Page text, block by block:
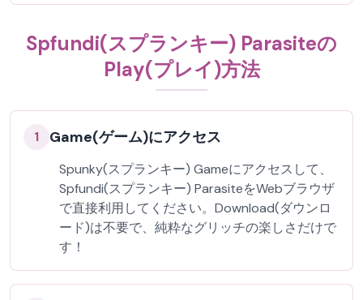
Spfundi(スプランキー) Parasiteの
Play(プレイ)方法
1 Game(ゲーム)にアクセス
Spunky(スプランキー) Gameにアクセスして、
Spfundi(スプランキー) ParasiteをWebブラウザ
で直接利用してください。Download(ダウンロ
ード)は不要で、純粋なグリッチの楽しさだけで
す！